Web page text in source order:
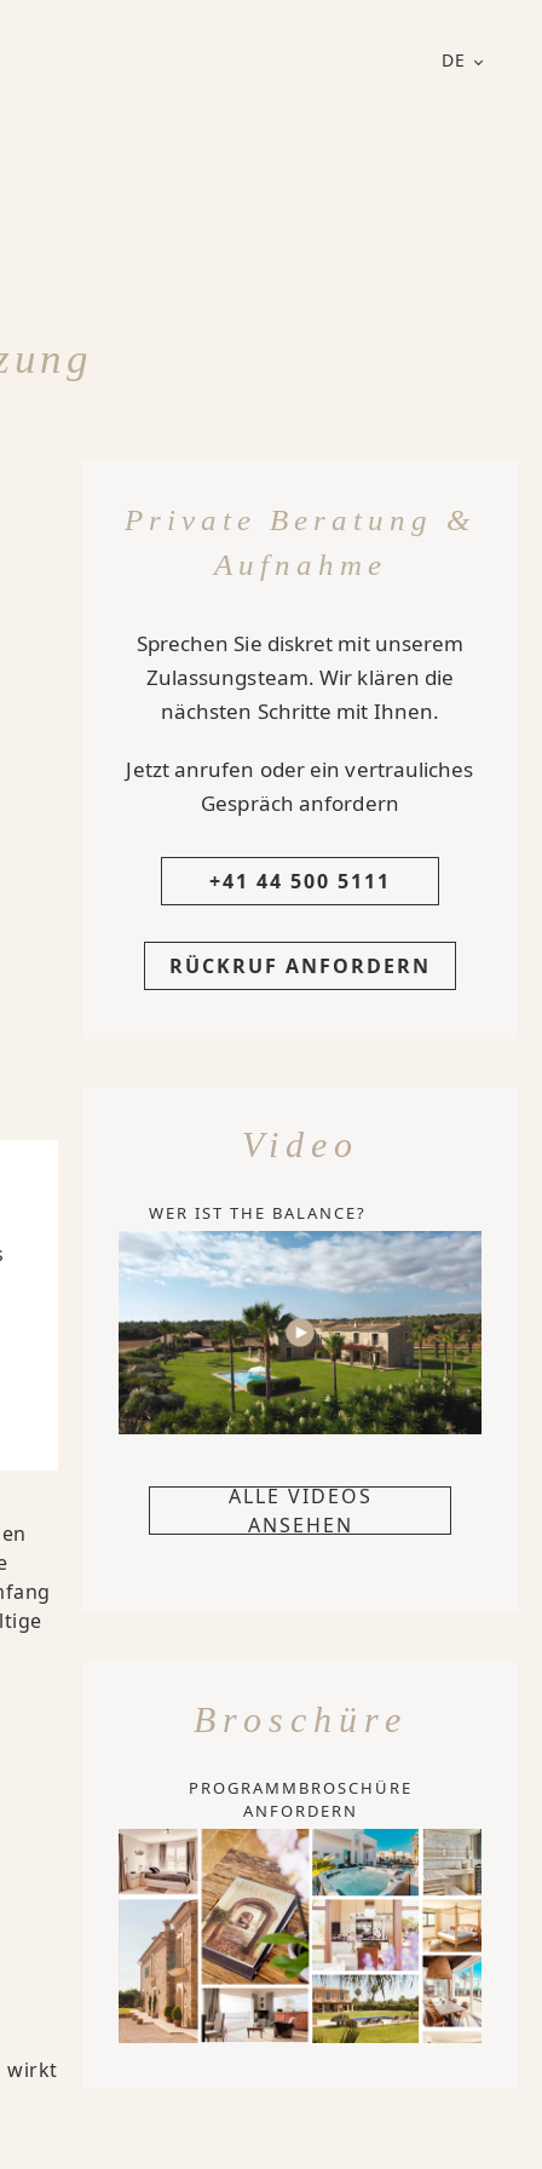
DE
wirkt
Private Beratung &
Aufnahme
Sprechen Sie diskret mit unserem
Zulassungsteam. Wir klären die
nächsten Schritte mit Ihnen.
Jetzt anrufen oder ein vertrauliches
Gespräch anfordern
+41 44 500 5111
RÜCKRUF ANFORDERN
Video
WER IST THE BALANCE?
ALLE VIDEOS
ANSEHEN
Broschüre
PROGRAMMBROSCHÜRE
ANFORDERN